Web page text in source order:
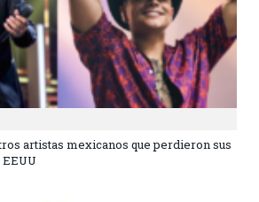
artistas mexicanos que perdieron sus